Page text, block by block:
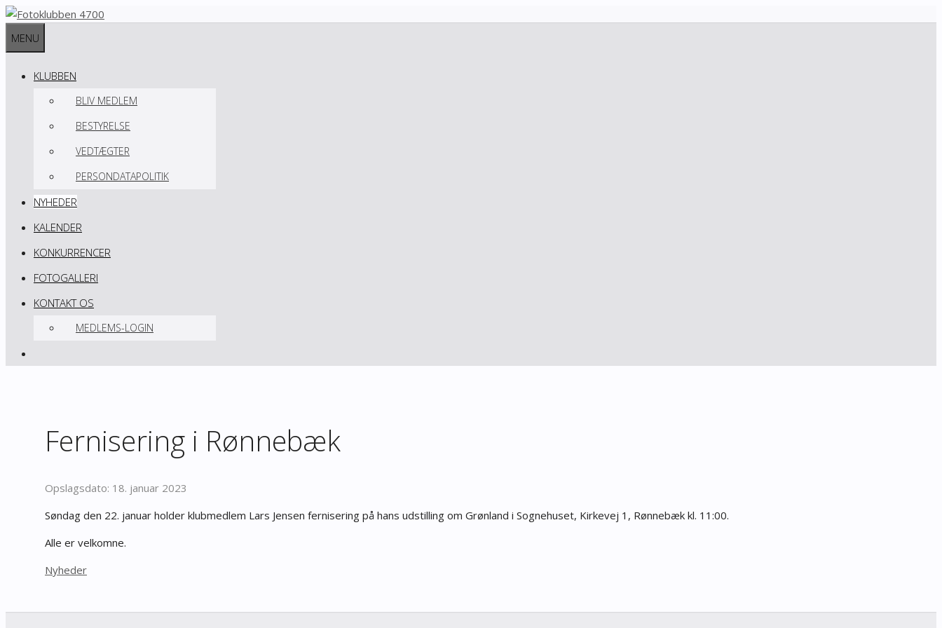
Hop
MENU
KLUBBEN
BLIV MEDLEM
BESTYRELSE
VEDTÆGTER
PERSONDATAPOLITIK
NYHEDER
KALENDER
KONKURRENCER
FOTOGALLERI
KONTAKT OS
MEDLEMS-LOGIN
Fernisering i Rønnebæk
18. januar 2023
Søndag den 22. januar holder klubmedlem Lars Jensen fernisering på hans udstilling om Grønland i Sognehuset, Kirkevej 1, Rønnebæk kl. 11:00.
Alle er velkomne.
Kategorier
Nyheder